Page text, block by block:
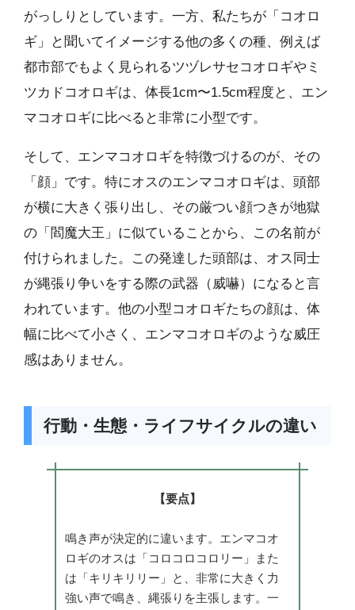
がっしりとしています。一方、私たちが「コオロ
ギ」と聞いてイメージする他の多くの種、例えば
都市部でもよく見られるツヅレサセコオロギやミ
ツカドコオロギは、体長1cm〜1.5cm程度と、エン
マコオロギに比べると非常に小型です。
そして、エンマコオロギを特徴づけるのが、その
「顔」です。特にオスのエンマコオロギは、頭部
が横に大きく張り出し、その厳つい顔つきが地獄
の「閻魔大王」に似ていることから、この名前が
付けられました。この発達した頭部は、オス同士
が縄張り争いをする際の武器（威嚇）になると言
われています。他の小型コオロギたちの顔は、体
幅に比べて小さく、エンマコオロギのような威圧
感はありません。
行動・生態・ライフサイクルの違い
【要点】
鳴き声が決定的に違います。エンマコオ
ロギのオスは「コロコロコロリー」また
は「キリキリリー」と、非常に大きく力
強い声で鳴き、縄張りを主張します。一